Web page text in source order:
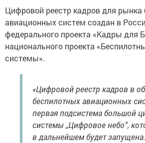
Цифровой реестр кадров для рынка
авиационных систем создан в
федерального проекта «Кадры для
национального проекта
системы».
«Цифровой реестр кадров в
беспилотных авиационных
первая подсистема большой
системы „Цифровое небо“,
в дальнейшем будет